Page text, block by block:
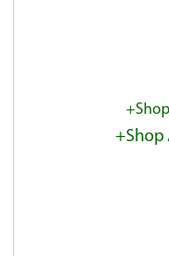
+Shop AHA
+Shop AHA